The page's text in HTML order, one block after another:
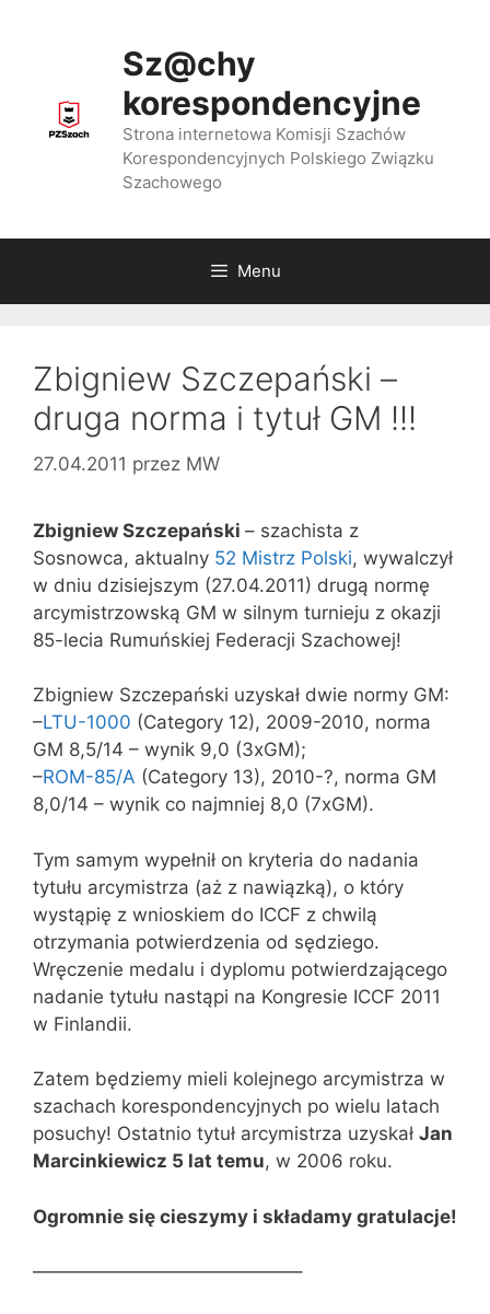
Sz@chy
korespondencyjne
Strona internetowa Komisji Szachów
Korespondencyjnych Polskiego Związku
Szachowego
Menu
Zbigniew Szczepański –
druga norma i tytuł GM !!!
27.04.2011 przez MW
Zbigniew Szczepański – szachista z
Sosnowca, aktualny 52 Mistrz Polski, wywalczył
w dniu dzisiejszym (27.04.2011) drugą normę
arcymistrzowską GM w silnym turnieju z okazji
85-lecia Rumuńskiej Federacji Szachowej!
Zbigniew Szczepański uzyskał dwie normy GM:
–LTU-1000 (Category 12), 2009-2010, norma
GM 8,5/14 – wynik 9,0 (3xGM);
–ROM-85/A (Category 13), 2010-?, norma GM
8,0/14 – wynik co najmniej 8,0 (7xGM).
Tym samym wypełnił on kryteria do nadania
tytułu arcymistrza (aż z nawiązką), o który
wystąpię z wnioskiem do ICCF z chwilą
otrzymania potwierdzenia od sędziego.
Wręczenie medalu i dyplomu potwierdzającego
nadanie tytułu nastąpi na Kongresie ICCF 2011
w Finlandii.
Zatem będziemy mieli kolejnego arcymistrza w
szachach korespondencyjnych po wielu latach
posuchy! Ostatnio tytuł arcymistrza uzyskał Jan
Marcinkiewicz 5 lat temu, w 2006 roku.
Ogromnie się cieszymy i składamy gratulacje!
——————————————–